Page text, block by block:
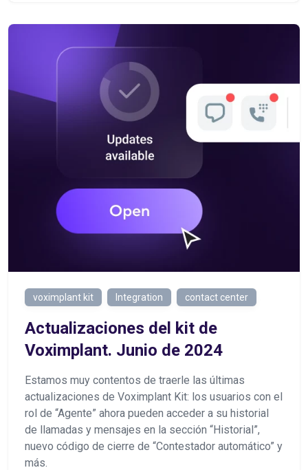
voximplant kit Integration contact center
Actualizaciones del kit de
Voximplant. Junio de 2024
Estamos muy contentos de traerle las últimas
actualizaciones de Voximplant Kit: los usuarios con el
rol de “Agente” ahora pueden acceder a su historial
de llamadas y mensajes en la sección “Historial”,
nuevo código de cierre de “Contestador automático” y
más.